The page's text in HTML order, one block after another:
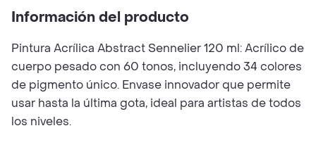
Información del producto
Pintura Acrílica Abstract Sennelier 120 ml: Acrílico de
cuerpo pesado con 60 tonos, incluyendo 34 colores
de pigmento único. Envase innovador que permite
usar hasta la última gota, ideal para artistas de todos
los niveles.